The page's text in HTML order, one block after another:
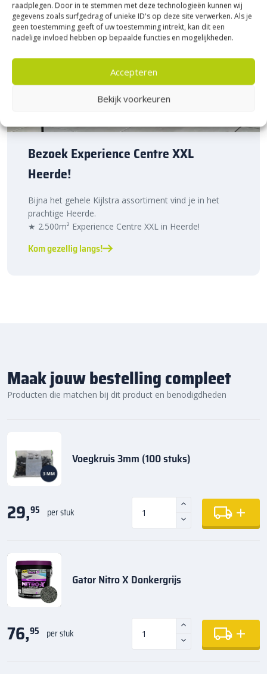
raadplegen. Door in te stemmen met deze technologieën kunnen wij
gegevens zoals surfgedrag of unieke ID's op deze site verwerken. Als je
geen toestemming geeft of uw toestemming intrekt, kan dit een
nadelige invloed hebben op bepaalde functies en mogelijkheden.
Accepteren
Bekijk voorkeuren
Bezoek Experience Centre XXL
Heerde!
Bijna het gehele Kijlstra assortiment vind je in het
prachtige Heerde.
★ 2.500m² Experience Centre XXL in Heerde!
Kom gezellig langs!
Maak jouw bestelling compleet
Producten die matchen bij dit product en benodigdheden
Voegkruis 3mm (100 stuks)
29,95 per stuk
Gator Nitro X Donkergrijs
76,95 per stuk